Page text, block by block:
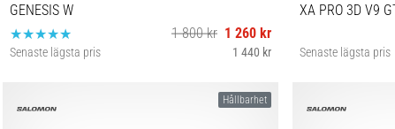
GENESIS W
1 800 kr 1 260 kr
Senaste lägsta pris 1 440 kr
37⅓ 38 38⅔ 39⅓ 40 40⅔ 41⅓ 42
XA PRO 3D V9
Senaste lägsta pris
Hållbarhet